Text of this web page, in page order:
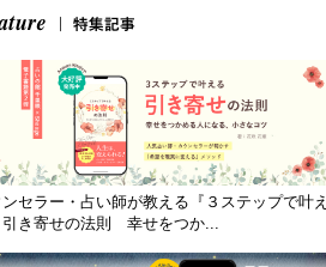
セラー・占い師が教える『３ステップで叶え
き寄せの法則 幸せをつか...